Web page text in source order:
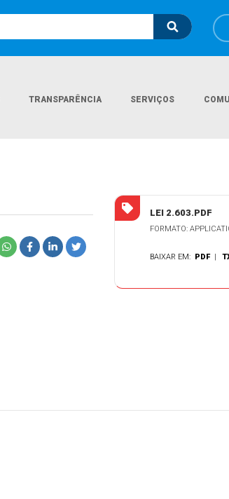
TRANSPARÊNCIA SERVIÇOS
LEI 2.603.PDF
FORMATO:
BAIXAR EM: PDF |